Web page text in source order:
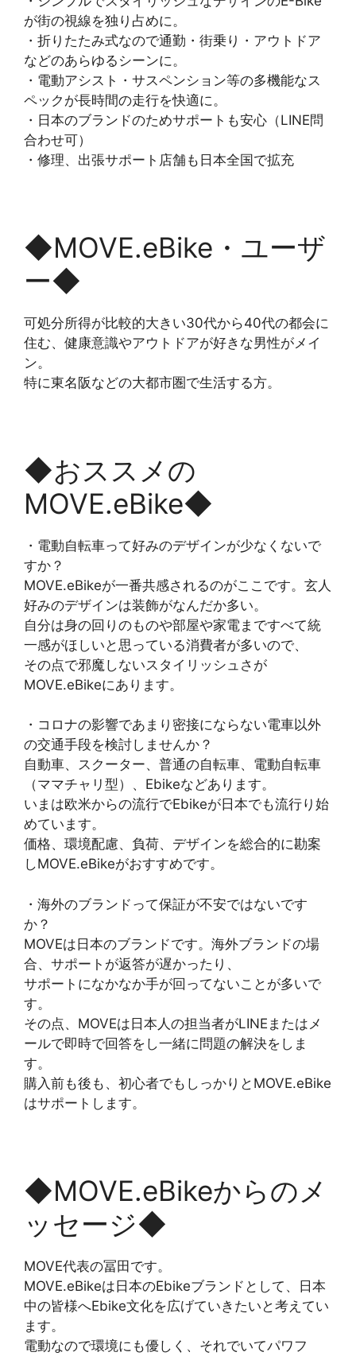
が街の視線を独り占めに。
・折りたたみ式なので通勤・街乗り・アウトドア
などのあらゆるシーンに。
・電動アシスト・サスペンション等の多機能なス
ペックが長時間の走行を快適に。
・日本のブランドのためサポートも安心（LINE問
合わせ可）
・修理、出張サポート店舗も日本全国で拡充
◆MOVE.eBike・ユーザ
ー◆
可処分所得が比較的大きい30代から40代の都会に
住む、健康意識やアウトドアが好きな男性がメイ
ン。
特に東名阪などの大都市圏で生活する方。
◆おススメの
MOVE.eBike◆
・電動自転車って好みのデザインが少なくないで
すか？
MOVE.eBikeが一番共感されるのがここです。玄人
好みのデザインは装飾がなんだか多い。
自分は身の回りのものや部屋や家電まですべて統
一感がほしいと思っている消費者が多いので、
その点で邪魔しないスタイリッシュさが
MOVE.eBikeにあります。
・コロナの影響であまり密接にならない電車以外
の交通手段を検討しませんか？
自動車、スクーター、普通の自転車、電動自転車
（ママチャリ型）、Ebikeなどあります。
いまは欧米からの流行でEbikeが日本でも流行り始
めています。
価格、環境配慮、負荷、デザインを総合的に勘案
しMOVE.eBikeがおすすめです。
・海外のブランドって保証が不安ではないです
か？
MOVEは日本のブランドです。海外ブランドの場
合、サポートが返答が遅かったり、
サポートになかなか手が回ってないことが多いで
す。
その点、MOVEは日本人の担当者がLINEまたはメ
ールで即時で回答をし一緒に問題の解決をしま
す。
購入前も後も、初心者でもしっかりとMOVE.eBike
はサポートします。
◆MOVE.eBikeからのメ
ッセージ◆
MOVE代表の冨田です。
MOVE.eBikeは日本のEbikeブランドとして、日本
中の皆様へEbike文化を広げていきたいと考えてい
ます。
電動なので環境にも優しく、それでいてパワフ